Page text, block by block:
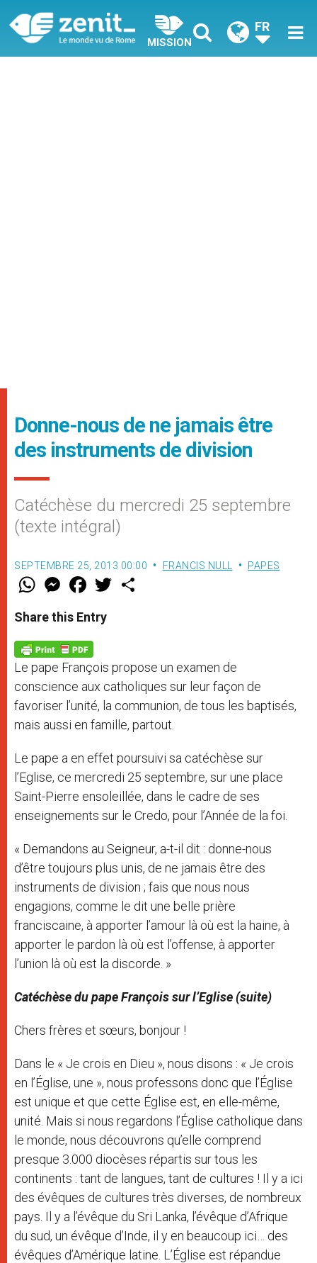
MISSION
FR
Donne-nous de ne jamais être
des instruments de division
Catéchèse du mercredi 25 septembre
(texte intégral)
SEPTEMBRE 25, 2013 00:00 FRANCIS NULL PAPES
W
t
s
p
p
M
e
s
e
g
e
r
F
a
e
b
o
k
w
Share this Entry
Le pape François propose un examen de
conscience aux catholiques sur leur façon de
favoriser l’unité, la communion, de tous les baptisés,
mais aussi en famille, partout.
Le pape a en effet poursuivi sa catéchèse sur
l’Eglise, ce mercredi 25 septembre, sur une place
Saint-Pierre ensoleillée, dans le cadre de ses
enseignements sur le Credo, pour l’Année de la foi.
« Demandons au Seigneur, a-t-il dit : donne-nous
d’être toujours plus unis, de ne jamais être des
instruments de division ; fais que nous nous
engagions, comme le dit une belle prière
franciscaine, à apporter l’amour là où est la haine, à
apporter le pardon là où est l’offense, à apporter
l’union là où est la discorde. »
Catéchèse du pape François sur l’Eglise (suite)
Chers frères et sœurs, bonjour !
Dans le « Je crois en Dieu », nous disons : « Je crois
en l’Église, une », nous professons donc que l’Église
est unique et que cette Église est, en elle-même,
unité. Mais si nous regardons l’Église catholique dans
le monde, nous découvrons qu’elle comprend
presque 3.000 diocèses répartis sur tous les
continents : tant de langues, tant de cultures ! Il y a ici
des évêques de cultures très diverses, de nombreux
pays. Il y a l’évêque du Sri Lanka, l’évêque d’Afrique
du sud, un évêque d’Inde, il y en beaucoup ici… des
évêques d’Amérique latine. L’Église est répandue